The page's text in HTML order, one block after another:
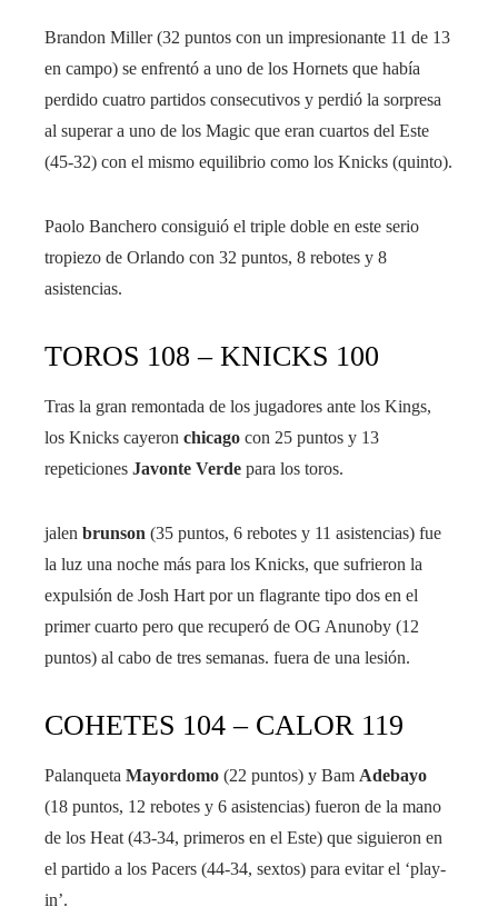
Brandon Miller (32 puntos con un impresionante 11 de 13
en campo) se enfrentó a uno de los Hornets que había
perdido cuatro partidos consecutivos y perdió la sorpresa
al superar a uno de los Magic que eran cuartos del Este
(45-32) con el mismo equilibrio como los Knicks (quinto).
Paolo Banchero consiguió el triple doble en este serio
tropiezo de Orlando con 32 puntos, 8 rebotes y 8
asistencias.
TOROS 108 – KNICKS 100
Tras la gran remontada de los jugadores ante los Kings,
los Knicks cayeron chicago con 25 puntos y 13
repeticiones Javonte Verde para los toros.
jalen brunson (35 puntos, 6 rebotes y 11 asistencias) fue
la luz una noche más para los Knicks, que sufrieron la
expulsión de Josh Hart por un flagrante tipo dos en el
primer cuarto pero que recuperó de OG Anunoby (12
puntos) al cabo de tres semanas. fuera de una lesión.
COHETES 104 – CALOR 119
Palanqueta Mayordomo (22 puntos) y Bam Adebayo
(18 puntos, 12 rebotes y 6 asistencias) fueron de la mano
de los Heat (43-34, primeros en el Este) que siguieron en
el partido a los Pacers (44-34, sextos) para evitar el ‘play-
in’.